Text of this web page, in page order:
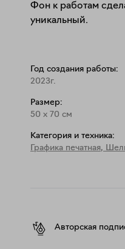
Фон к работам
уникальный.
Год создания работы:
2023г.
Размер:
50 x 70 см
Категория и техника:
Графика печатная,
Авторская